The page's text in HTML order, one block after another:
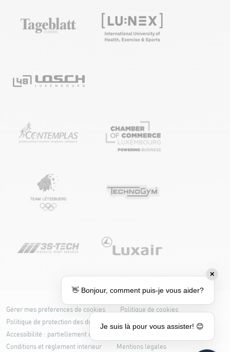
Gérer mes préférences de cookies
Politique de cookies
Politique de protection des données
Accessibilité : partiellement conforme
Conditions et règlement intérieur
Mentions légales
✕
👋 Bonjour, comment puis-je vous aider?
Je suis là pour vous assister! 😊